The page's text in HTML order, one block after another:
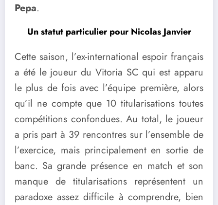
Pepa.
Un statut particulier pour Nicolas Janvier
Cette saison, l’ex-international espoir français
a été le joueur du Vitoria SC qui est apparu
le plus de fois avec l’équipe première, alors
qu’il ne compte que 10 titularisations toutes
compétitions confondues. Au total, le joueur
a pris part à 39 rencontres sur l’ensemble de
l’exercice, mais principalement en sortie de
banc. Sa grande présence en match et son
manque de titularisations représentent un
paradoxe assez difficile à comprendre, bien